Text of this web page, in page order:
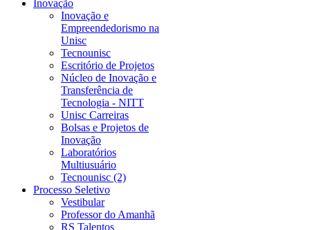
Inovação
Inovação e
Empreendedorismo na
Unisc
Tecnounisc
Escritório de Projetos
Núcleo de Inovação e
Transferência de
Tecnologia - NITT
Unisc Carreiras
Bolsas e Projetos de
Inovação
Laboratórios
Multiusuário
Tecnounisc (2)
Processo Seletivo
Vestibular
Professor do Amanhã
RS Talentos